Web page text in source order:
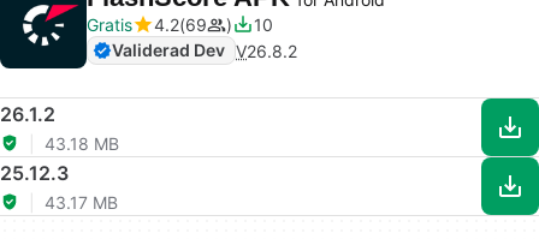
Gratis
4.2 69
10
Validerad Dev V26.8.2
26.1.2
43.18 MB
25.12.3
43.17 MB